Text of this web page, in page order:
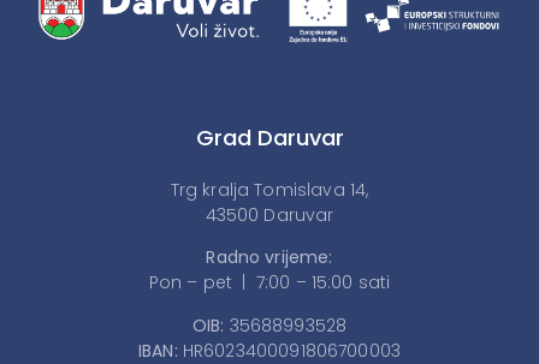
Grad Daruvar
Trg kralja Tomislava 14,
43500 Daruvar
Radno vrijeme:
Pon – pet | 7:00 – 15:00 sati
OIB: 35688993528
IBAN: HR6023400091806700003